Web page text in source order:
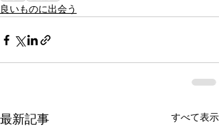
良いものに出会う
最新記事 すべて表示